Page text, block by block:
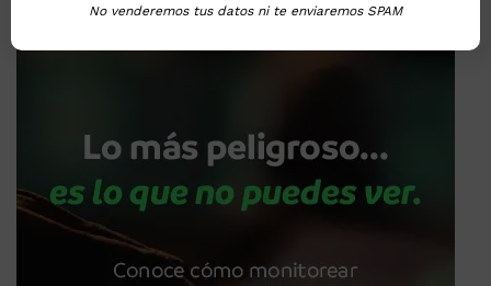
No venderemos tus datos ni te enviaremos SPAM